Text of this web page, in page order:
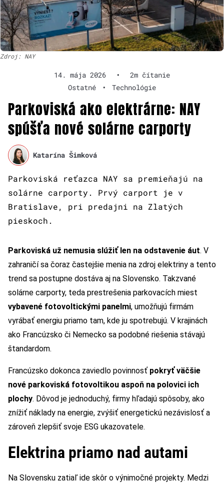
Zdroj: NAY
14. mája 2026 •
2m čítanie
Ostatné
• Technológie
Parkoviská ako elektrárne: NAY
spúšťa nové solárne carporty
Katarína Šimková
Parkoviská reťazca NAY sa premieňajú na
solárne carporty. Prvý carport je v
Bratislave, pri predajni na Zlatých
pieskoch.
Parkoviská už nemusia slúžiť len na odstavenie áut. V
zahraničí sa čoraz častejšie menia na zdroj elektriny a tento
trend sa postupne dostáva aj na Slovensko. Takzvané
solárne carporty, teda prestrešenia parkovacích miest
vybavené fotovoltickými panelmi, umožňujú firmám
vyrábať energiu priamo tam, kde ju spotrebujú. V krajinách
ako Francúzsko či Nemecko sa podobné riešenia stávajú
štandardom.
Francúzsko dokonca zaviedlo povinnosť pokryť väčšie
nové parkoviská fotovoltikou aspoň na polovici ich
plochy. Dôvod je jednoduchý, firmy hľadajú spôsoby, ako
znížiť náklady na energie, zvýšiť energetickú nezávislosť a
zároveň zlepšiť svoje ESG ukazovatele.
Elektrina priamo nad autami
Na Slovensku zatiaľ ide skôr o výnimočné projekty. Medzi